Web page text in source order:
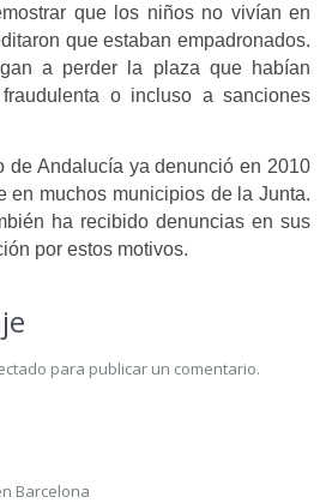
que los niños no vivían en
que estaban empadronados.
a perder la plaza que habían
o incluso a sanciones
de Andalucía ya denunció en 2010
en muchos municipios de la Junta.
ha recibido denuncias en sus
por estos motivos.
para publicar un comentario.
Barcelona